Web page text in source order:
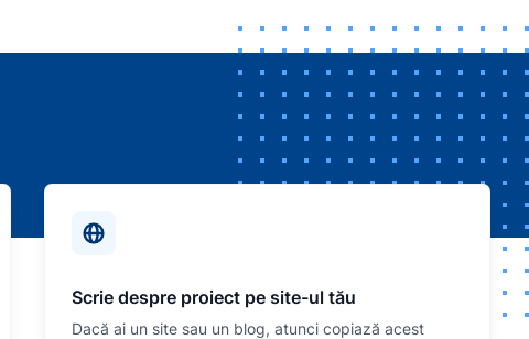
Scrie despre proiect pe site-ul tău
Dacă ai un site sau un blog, atunci copiază acest